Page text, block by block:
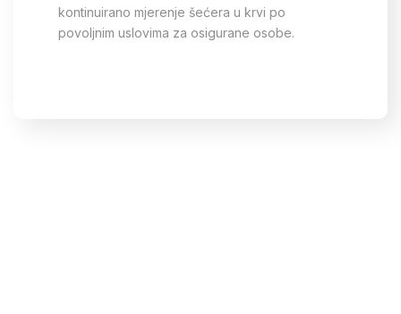
kontinuirano mjerenje šećera u krvi po
povoljnim uslovima za osigurane osobe.